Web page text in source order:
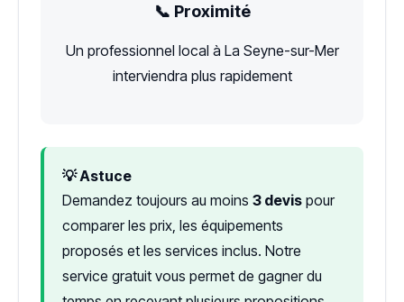
📞 Proximité
Un professionnel local à La Seyne-sur-Mer
interviendra plus rapidement
💡 Astuce
Demandez toujours au moins 3 devis pour
comparer les prix, les équipements
proposés et les services inclus. Notre
service gratuit vous permet de gagner du